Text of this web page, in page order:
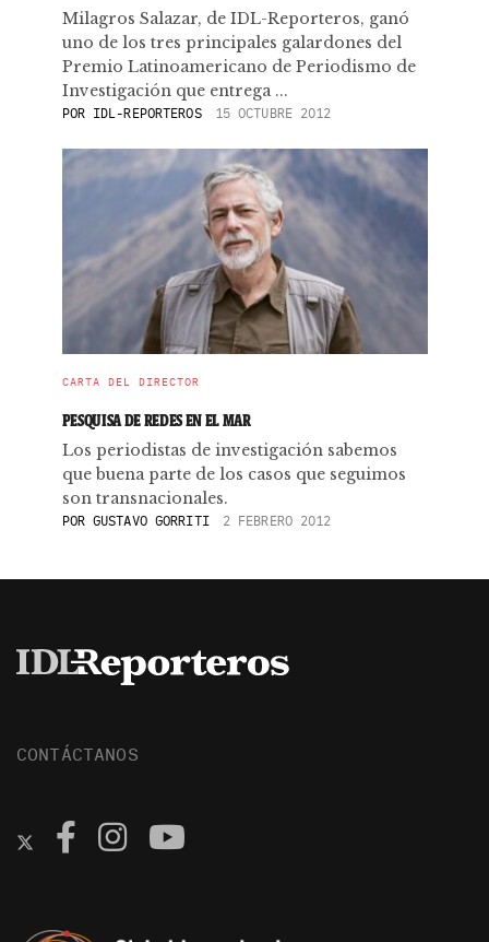
Milagros Salazar, de IDL-Reporteros, ganó
uno de los tres principales galardones del
Premio Latinoamericano de Periodismo de
Investigación que entrega ...
POR IDL-REPORTEROS 15 OCTUBRE 2012
CARTA DEL DIRECTOR
PESQUISA DE REDES EN EL MAR
Los periodistas de investigación sabemos
que buena parte de los casos que seguimos
son transnacionales.
POR GUSTAVO GORRITI 2 FEBRERO 2012
CONTÁCTANOS